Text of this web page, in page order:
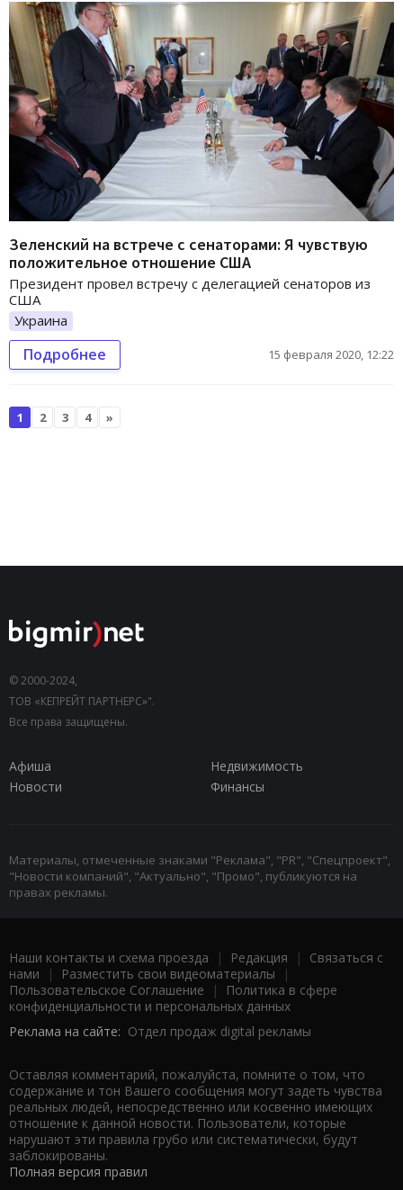
Зеленский на встрече с сенаторами: Я чувствую
положительное отношение США
Президент провел встречу с делегацией сенаторов из
США
Украина
Подробнее 15 февраля 2020, 12:22
1 2 3 4 »
© 2000-2024,
ТОВ «КЕПРЕЙТ ПАРТНЕРС»".
Все права защищены.
Афиша
Недвижимость
Новости
Финансы
Материалы, отмеченные знаками "Реклама", "PR", "Спецпроект",
"Новости компаний", "Актуально", "Промо", публикуются на
правах рекламы.
Наши контакты и схема проезда | Редакция | Связаться с
нами | Разместить свои видеоматериалы |
Пользовательское Соглашение |
Политика в сфере
конфиденциальности и персональных данных
Реклама на сайте: Отдел продаж digital рекламы
Оставляя комментарий, пожалуйста, помните о том, что
содержание и тон Вашего сообщения могут задеть чувства
реальных людей, непосредственно или косвенно имеющих
отношение к данной новости. Пользователи, которые
нарушают эти правила грубо или систематически, будут
заблокированы.
Полная версия правил